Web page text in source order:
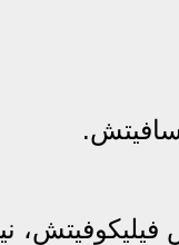
سافيتش.
فيليكوفيتش،